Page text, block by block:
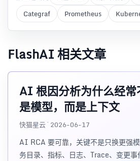
Categraf
Prometheus
FlashAI 相关文章
AI 根因分析为什么经
是模型，而是上下文
快猫星云 · 2026-06-17
AI RCA 要可靠，关键不是只换更强
务目录、指标、日志、Trace、变更